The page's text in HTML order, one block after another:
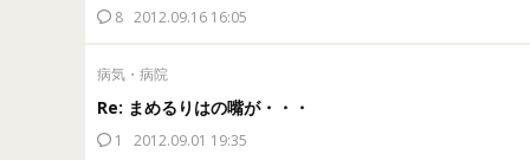
8 2012.09.16 16:05
病気・病院
Re: まめるりはの嘴が・・・
1 2012.09.01 19:35